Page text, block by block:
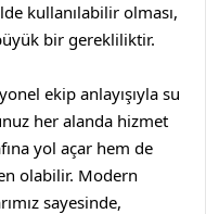
kullanılabilir olması,
bir gerekliliktir.
ekip anlayışıyla su
her alanda hizmet
yol açar hem de
olabilir. Modern
sayesinde,